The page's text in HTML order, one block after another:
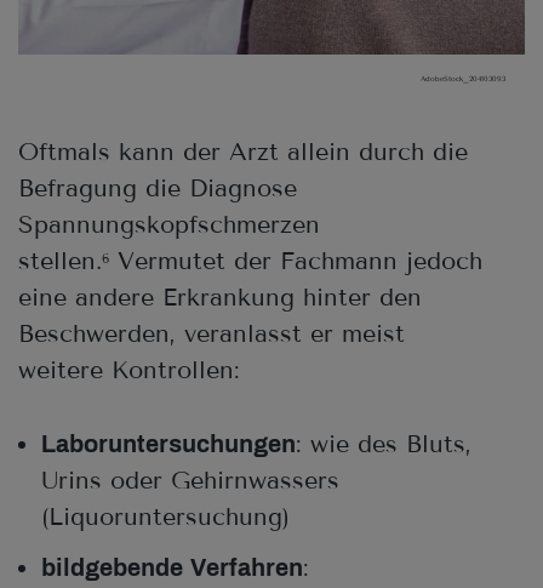
AdobeStock_204103093
Oftmals kann der Arzt allein durch die
Befragung die Diagnose
Spannungskopfschmerzen
stellen.6 Vermutet der Fachmann jedoch
eine andere Erkrankung hinter den
Beschwerden, veranlasst er meist
weitere Kontrollen:
Laboruntersuchungen: wie des Bluts,
Urins oder Gehirnwassers
(Liquoruntersuchung)
bildgebende Verfahren: